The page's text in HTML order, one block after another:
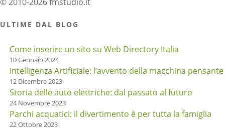
© 2010-2026 fmstudio.it
ULTIME DAL BLOG
Come inserire un sito su Web Directory Italia
10 Gennaio 2024
Intelligenza Artificiale: l’avvento della macchina pensante
12 Dicembre 2023
Storia delle auto elettriche: dal passato al futuro
24 Novembre 2023
Parchi acquatici: il divertimento è per tutta la famiglia
22 Ottobre 2023